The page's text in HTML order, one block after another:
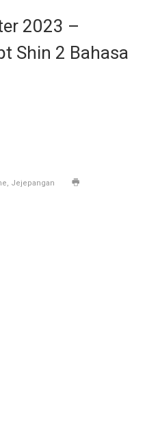
2023 –
Shin 2 Bahasa
Jejepangan